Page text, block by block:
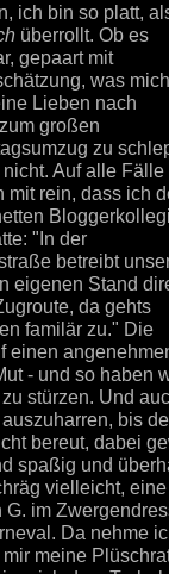
ich bin so platt,
überrollt. Ob es
gepaart mit
was
Lieben nach
großen
zu
Auf alle Fälle
mit rein, dass ich
"In der
betreibt
eigenen Stand
da gehts
familär zu." Die
einen
- und so haben
stürzen. Und
bis
bereut, dabei
spaßig und
vielleicht,
G. im
Da nehme
meine